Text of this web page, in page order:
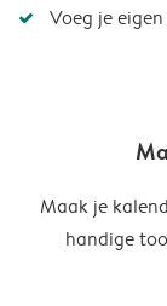
Voeg je
Maak je
handige